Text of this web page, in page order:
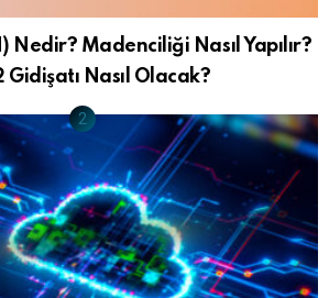
Nedir? Madenciliği Nasıl Yapılır?
Gidişatı Nasıl Olacak?